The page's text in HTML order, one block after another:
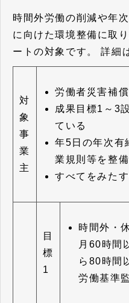
時間外労働の削減や年
に向けた環境整備に取
ートの対象です。
詳細
対
象
事
業
主
労働者災害補
成果目標1～3
ている
年5日の年次有
業規則等を整
すべてをみた
目
標
1
時間外・
月60時間
ら80時間
労働基準